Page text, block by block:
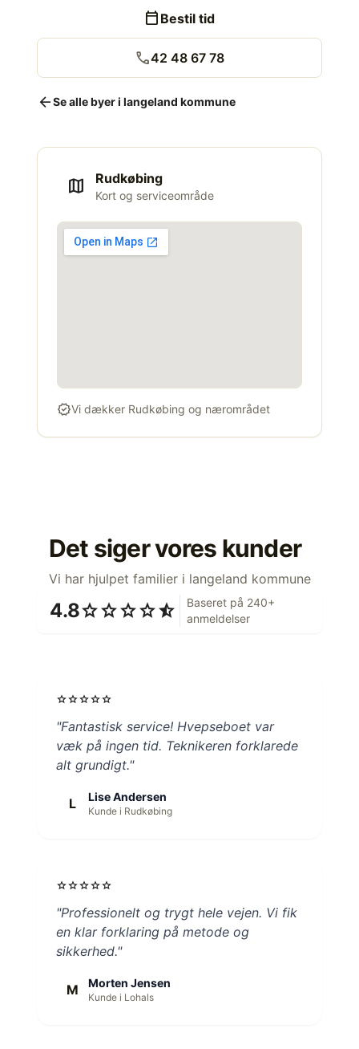
calendar_today Bestil tid
call42 48 67 78
arrow_backSe alle byer i langeland kommune
map Rudkøbing
Kort og serviceområde
verifiedVi dækker Rudkøbing og nærområdet
Det siger vores kunder
Vi har hjulpet familier i langeland kommune
4.8starstarstarstarstar_half
Baseret på 240+
anmeldelser
starstarstarstarstar
"Fantastisk service! Hvepseboet var
væk på ingen tid. Teknikeren forklarede
alt grundigt."
L Lise Andersen
Kunde i Rudkøbing
starstarstarstarstar
"Professionelt og trygt hele vejen. Vi fik
en klar forklaring på metode og
sikkerhed."
M Morten Jensen
Kunde i Lohals